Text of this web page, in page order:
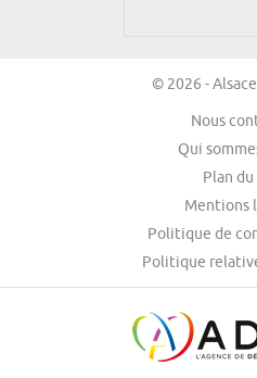
© 2026 -
Nous
Qui
Plan
Mentions
Politique de
Politique